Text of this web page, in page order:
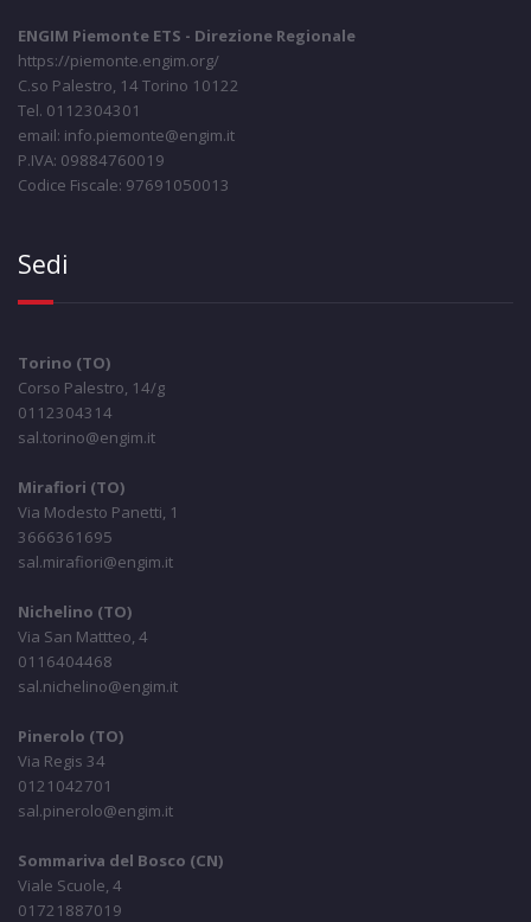
ENGIM Piemonte ETS - Direzione Regionale
https://piemonte.engim.org/
C.so Palestro, 14 Torino 10122
Tel. 0112304301
email: info.piemonte@engim.it
P.IVA: 09884760019
Codice Fiscale: 97691050013
Sedi
Torino (TO)
Corso Palestro, 14/g
0112304314
sal.torino@engim.it
Mirafiori (TO)
Via Modesto Panetti, 1
3666361695
sal.mirafiori@engim.it
Nichelino (TO)
Via San Mattteo, 4
0116404468
sal.nichelino@engim.it
Pinerolo (TO)
Via Regis 34
0121042701
sal.pinerolo@engim.it
Sommariva del Bosco (CN)
Viale Scuole, 4
01721887019